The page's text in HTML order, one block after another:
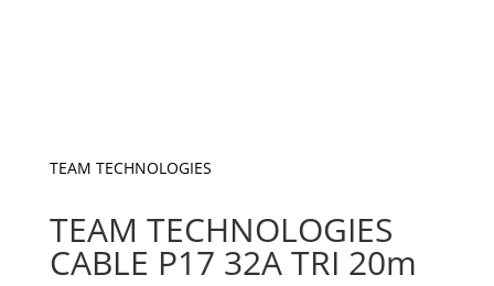
TEAM TECHNOLOGIES
TEAM TECHNOLOGIES
CABLE P17 32A TRI 20m